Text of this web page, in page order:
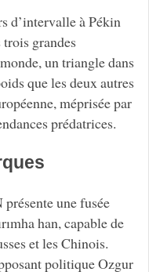
d’intervalle à Pékin
grandes
un triangle dans
que les deux autres
méprisée par
prédatrices.
une fusée
han, capable de
et les Chinois.
politique Ozgur